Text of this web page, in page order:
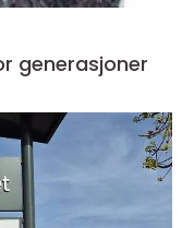
for generasjoner